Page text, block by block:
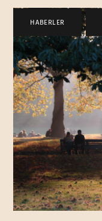
HABERLER ,